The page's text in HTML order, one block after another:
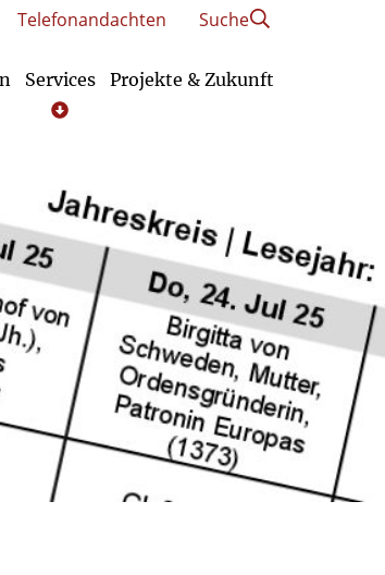
Services Projekte & Zukunft
Telefonandachten Suche